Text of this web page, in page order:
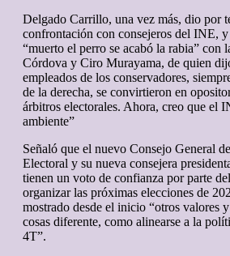
Delgado Carrillo, una vez más, dio por
confrontación con consejeros del INE,
“muerto el perro se acabó la rabia” con
Córdova y Ciro Murayama, de quien
empleados de los conservadores,
de la derecha, se convirtieron en
árbitros electorales. Ahora, creo que el
ambiente”
Señaló que el nuevo Consejo General
Electoral y su nueva consejera
tienen un voto de confianza por parte
organizar las próximas elecciones de
mostrado desde el inicio “otros valores
cosas diferente, como alinearse a la
4T”.